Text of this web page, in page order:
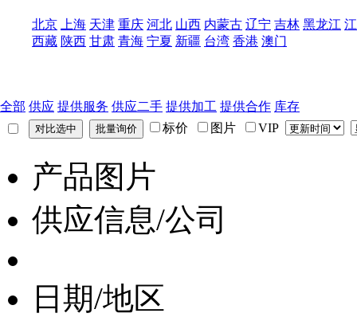
北京 上海 天津 重庆 河北 山西 内蒙古 辽宁 吉林 黑龙江
西藏 陕西 甘肃 青海 宁夏 新疆 台湾 香港 澳门
全部 供应 提供服务 供应二手 提供加工 提供合作 库存
标价
图片 VIP
产品图片
供应信息/公司
日期/地区